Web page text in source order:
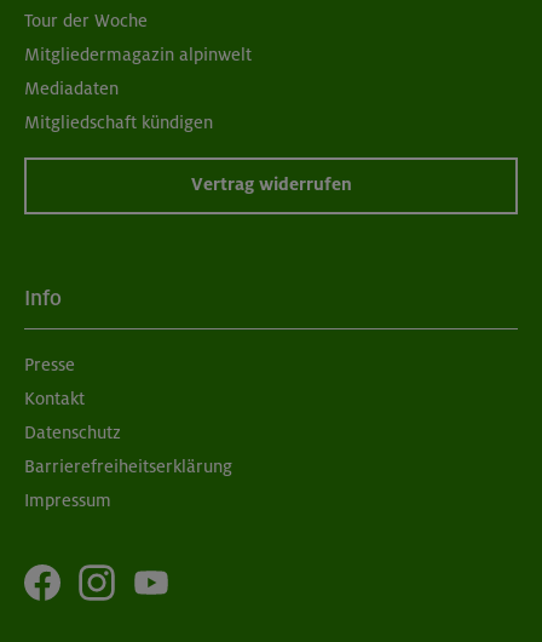
Tour der Woche
Mitgliedermagazin alpinwelt
Mediadaten
Mitgliedschaft kündigen
Vertrag widerrufen
Info
Presse
Kontakt
Datenschutz
Barrierefreiheitserklärung
Impressum